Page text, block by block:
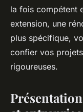
la fois compétent
extension, une
plus spécifique,
confier vos
rigoureuses.